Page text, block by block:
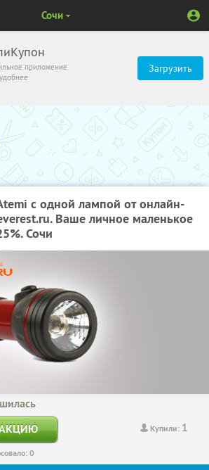
приложение
Загрузить
Сочи
с одной лампой от онлайн-
Ваше личное маленькое
Сочи
Купили: 1
0